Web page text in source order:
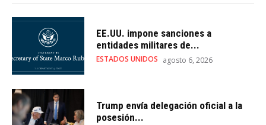
EE.UU. impone sanciones a
entidades militares de...
ESTADOS UNIDOS agosto 6, 2026
Trump envía delegación oficial a la
posesión...